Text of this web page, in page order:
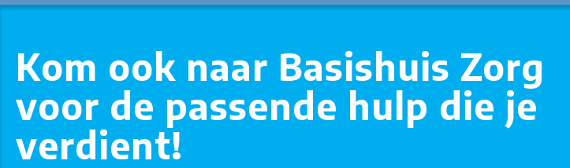
Kom ook naar Basishuis Zorg
voor de passende hulp die je
verdient!